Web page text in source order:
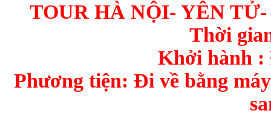
TOUR HÀ NỘI- YÊN
Thời
Khởi hành :
Phương tiện: Đi về bằng